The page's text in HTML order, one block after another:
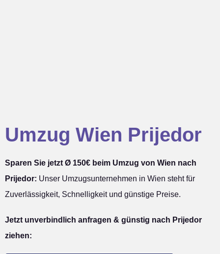
Umzug Wien Prijedor
Sparen Sie jetzt Ø 150€ beim Umzug von Wien nach
Prijedor: Unser Umzugsunternehmen in Wien steht für
Zuverlässigkeit, Schnelligkeit und günstige Preise.
Jetzt unverbindlich anfragen & günstig nach Prijedor
ziehen: